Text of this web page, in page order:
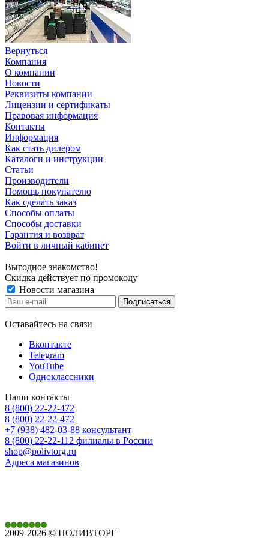
Вернуться
Компания
О компании
Новости
Реквизиты компании
Лицензии и сертификаты
Правовая информация
Контакты
Информация
Как стать дилером
Каталоги и инструкции
Статьи
Производители
Помощь покупателю
Как сделать заказ
Способы оплаты
Способы доставки
Гарантия и возврат
Войти в личный кабинет
Выгодное знакомство!
Скидка действует по промокоду
Новости магазина
Оставайтесь на связи
Вконтакте
Telegram
YouTube
Одноклассники
Наши контакты
8 (800) 22-22-472
8 (800) 22-22-472
+7 (938) 482-03-88 консультант
8 (800) 22-22-112 филиалы в России
shop@polivtorg.ru
Адреса магазинов
2009-2026 © ПОЛИВТОРГ